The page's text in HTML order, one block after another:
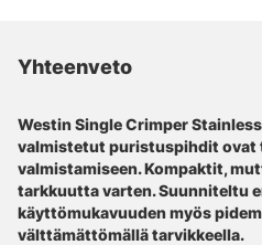
Yhteenveto
Westin Single Crimper
valmistetut puristuspihdit ovat
valmistamiseen. Kompaktit,
tarkkuutta varten. Suunniteltu
käyttömukavuuden myös
välttämättömällä tarvikkeella.